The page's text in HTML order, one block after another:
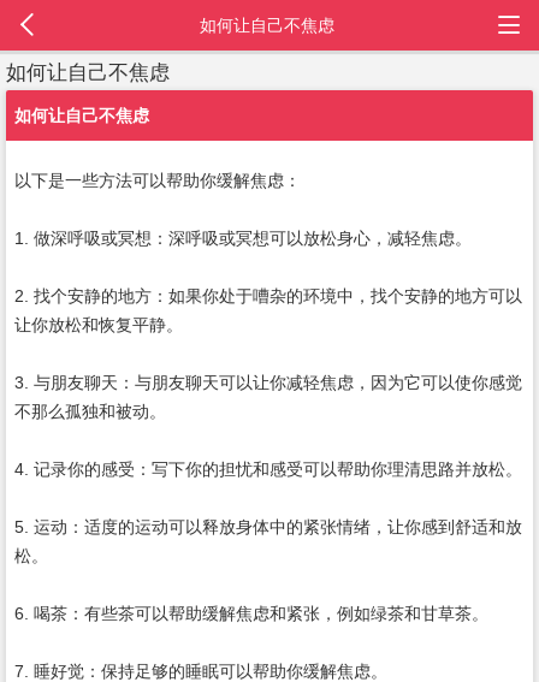
如何让自己不焦虑
如何让自己不焦虑
以下是一些方法可以帮助你缓解焦虑：
1. 做深呼吸或冥想：深呼吸或冥想可以放松身心，减轻焦虑。
2. 找个安静的地方：如果你处于嘈杂的环境中，找个安静的地方可以
让你放松和恢复平静。
3. 与朋友聊天：与朋友聊天可以让你减轻焦虑，因为它可以使你感觉
不那么孤独和被动。
4. 记录你的感受：写下你的担忧和感受可以帮助你理清思路并放松。
5. 运动：适度的运动可以释放身体中的紧张情绪，让你感到舒适和放
松。
6. 喝茶：有些茶可以帮助缓解焦虑和紧张，例如绿茶和甘草茶。
7. 睡好觉：保持足够的睡眠可以帮助你缓解焦虑。
如何让自己不焦虑